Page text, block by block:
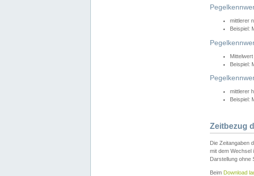
mittlerer
Beispiel:
Beispiel:
mittlerer
Beispiel:
Zeitbezug
Die Zeitangaben
mit dem Wechsel
Darstellung ohne
Beim Download